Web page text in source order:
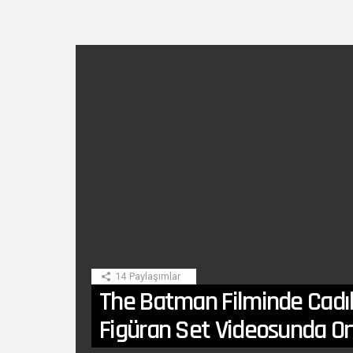
14 Paylaşımlar
The Batman Filminde
Figüran Set Videosunda